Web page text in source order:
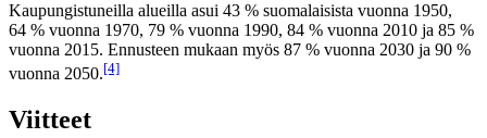
Kaupungistuneilla alueilla asui 43 % suomalaisista vuonna 1950,
64 % vuonna 1970, 79 % vuonna 1990, 84 % vuonna 2010 ja 85 %
vuonna 2015. Ennusteen mukaan myös 87 % vuonna 2030 ja 90 %
vuonna 2050.[4]
Viitteet